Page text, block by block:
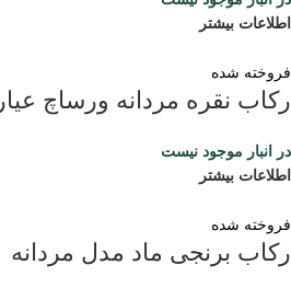
اطلاعات بیشتر
فروخته شده
رکاب نقره مردانه ورساچ عیار 925 آبکاری رودیوم
در انبار موجود نیست
اطلاعات بیشتر
فروخته شده
رکاب برنجی ماد مدل مردانه